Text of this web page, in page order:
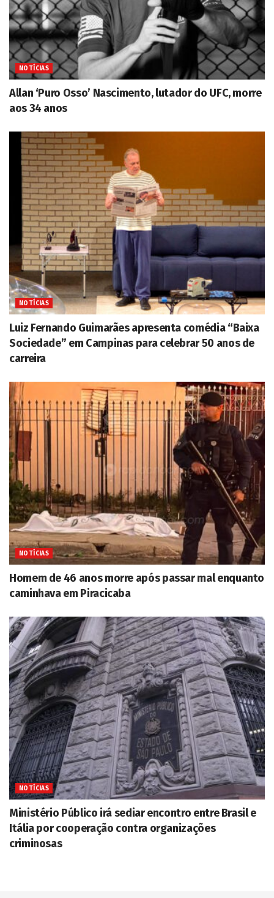
NOTÍCIAS
Allan ‘Puro Osso’ Nascimento, lutador do UFC, morre
aos 34 anos
NOTÍCIAS
Luiz Fernando Guimarães apresenta comédia “Baixa
Sociedade” em Campinas para celebrar 50 anos de
carreira
NOTÍCIAS
Homem de 46 anos morre após passar mal enquanto
caminhava em Piracicaba
NOTÍCIAS
Ministério Público irá sediar encontro entre Brasil e
Itália por cooperação contra organizações
criminosas